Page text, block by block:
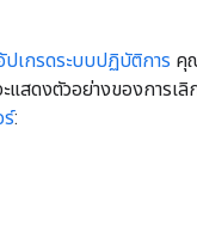
ปเกรดระบบปฏิบัติการ คุ
สดงตัวอย่างของการเ
ร์: